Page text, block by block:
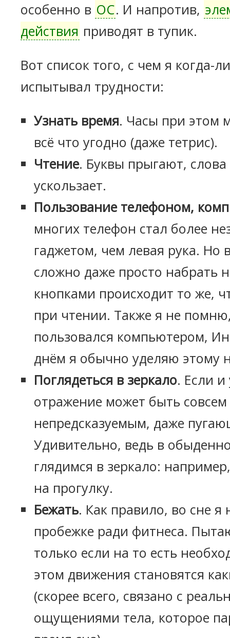
особенно в ОС. И напротив,
действия приводят в тупик.
Вот список того, с чем я когда-
испытывал трудности:
Узнать время. Часы при этом
всё что угодно (даже тетрис).
Чтение. Буквы прыгают,
ускользает.
Пользование телефоном,
многих телефон стал более
гаджетом, чем левая рука. Но
сложно даже просто набрать
кнопками происходит то же,
при чтении. Также я не
пользовался компьютером,
днём я обычно уделяю этому
Поглядеться в зеркало. Если и
отражение может быть совсем
непредсказуемым, даже
Удивительно, ведь в
глядимся в зеркало:
на прогулку.
Бежать. Как правило, во сне я
пробежке ради фитнеса.
только если на то есть
этом движения становятся
(скорее всего, связано с
ощущениями тела, которое